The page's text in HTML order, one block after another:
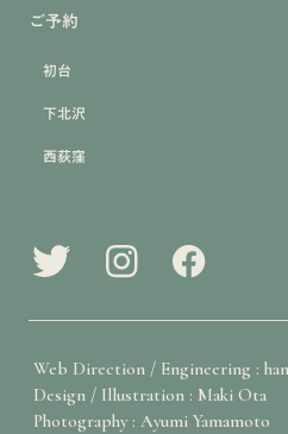
ご予約
初台
下北沢
西荻窪
Web Direction / Engineering :
Design / Illustration : Maki Ota
Photography : Ayumi Yamamoto